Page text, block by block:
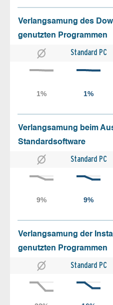
Verlangsamung des
genutzten Programmen
Standard PC
Verlangsamung beim
Standardsoftware
Standard PC
Verlangsamung der
genutzten Programmen
Standard PC